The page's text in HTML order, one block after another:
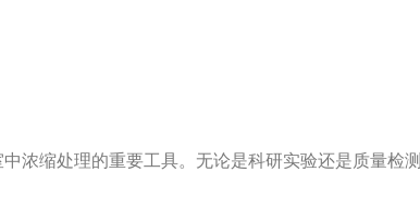
浓缩处理的重要工具。无论是科研实验还是质量检